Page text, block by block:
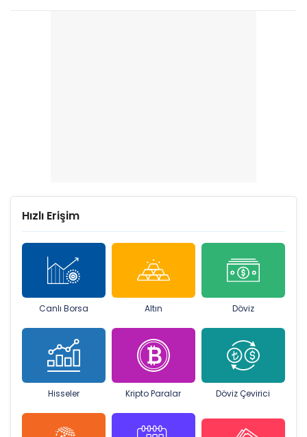
Hızlı Erişim
Canlı Borsa Altın Döviz
Hisseler Kripto Paralar Döviz Çevirici